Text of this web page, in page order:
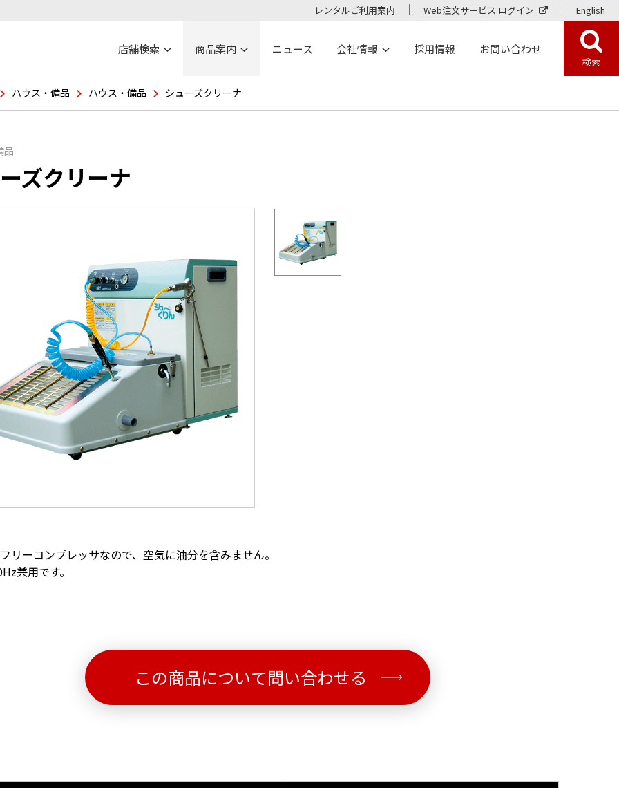
レンタルご利用案内 Web注文サービス ログイン English
店舗検索 商品案内 ニュース 会社情報 採用情報 お問い合わせ
検索
ハウス・備品 ハウス・備品 シューズクリーナ
品
ズクリーナ
リーコンプレッサなので、空気に油分を含みません。
兼用です。
この商品について問い合わせる